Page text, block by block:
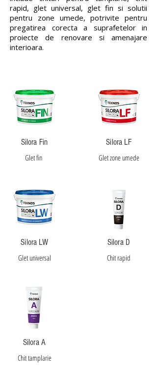
rapid, glet universal, glet fin si solutii
pentru zone umede, potrivite pentru
pregatirea corecta a suprafetelor in
proiecte de renovare si amenajare
interioara.
Silora Fin
Glet fin
Silora LW
Glet universal
Silora A
Chit tamplarie
Silora LF
Glet zone umede
Silora D
Chit rapid